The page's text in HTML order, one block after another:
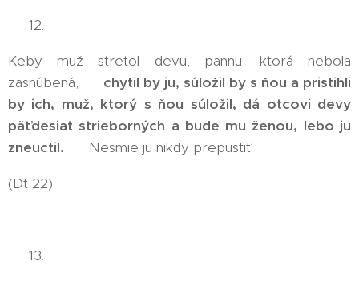
👉 12.
Keby muž stretol devu, pannu, ktorá nebola
zasnúbená, 😠 chytil by ju, súložil by s ňou a pristihli
by ich, muž, ktorý s ňou súložil, dá otcovi devy
päťdesiat strieborných a bude mu ženou, lebo ju
zneuctil.
😠 Nesmie ju nikdy prepustiť.
(Dt 22)
👉 13.